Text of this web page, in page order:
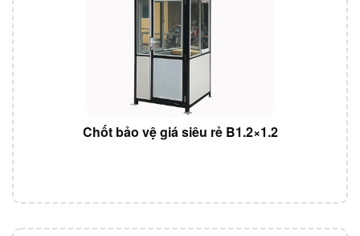
Chốt bảo vệ giá siêu rẻ B1.2×1.2